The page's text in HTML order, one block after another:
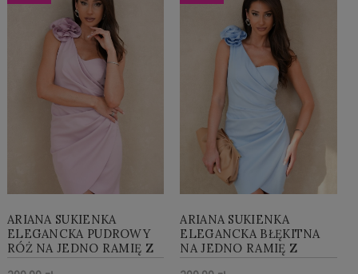
ARIANA SUKIENKA
ELEGANCKA PUDROWY
RÓŻ NA JEDNO RAMIĘ Z
KWIATEM
ARIANA SUKIENKA
ELEGANCKA BŁĘKITNA
NA JEDNO RAMIĘ Z
KWIATEM